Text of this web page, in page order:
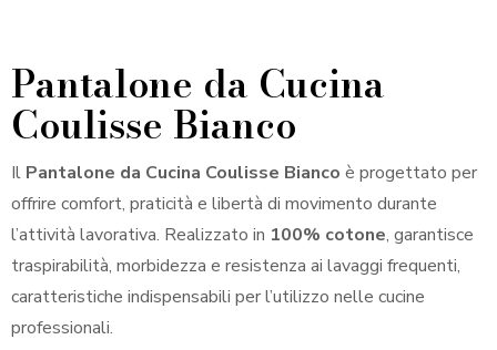
Pantalone da Cucina
Coulisse Bianco
Il Pantalone da Cucina Coulisse Bianco è progettato per
offrire comfort, praticità e libertà di movimento durante
l’attività lavorativa. Realizzato in 100% cotone, garantisce
traspirabilità, morbidezza e resistenza ai lavaggi frequenti,
caratteristiche indispensabili per l’utilizzo nelle cucine
professionali.